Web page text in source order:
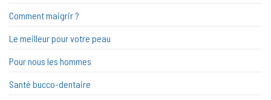
Comment maigrir ?
Le meilleur pour votre peau
Pour nous les hommes
Santé bucco-dentaire